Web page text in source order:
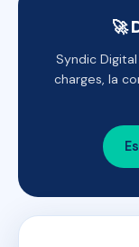
🚀
Syndic
charges, la